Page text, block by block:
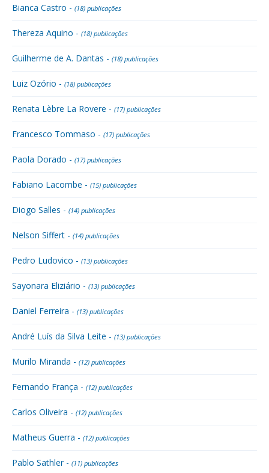
Bianca Castro - (18) publicações
Thereza Aquino - (18) publicações
Guilherme de A. Dantas - (18) publicações
Luiz Ozório - (18) publicações
Renata Lèbre La Rovere - (17) publicações
Francesco Tommaso - (17) publicações
Paola Dorado - (17) publicações
Fabiano Lacombe - (15) publicações
Diogo Salles - (14) publicações
Nelson Siffert - (14) publicações
Pedro Ludovico - (13) publicações
Sayonara Eliziário - (13) publicações
Daniel Ferreira - (13) publicações
André Luís da Silva Leite - (13) publicações
Murilo Miranda - (12) publicações
Fernando França - (12) publicações
Carlos Oliveira - (12) publicações
Matheus Guerra - (12) publicações
Pablo Sathler - (11) publicações